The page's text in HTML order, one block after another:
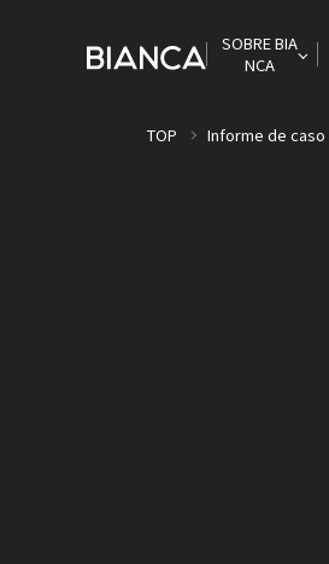
SOBRE BIA
NCA
TOP Informe de caso